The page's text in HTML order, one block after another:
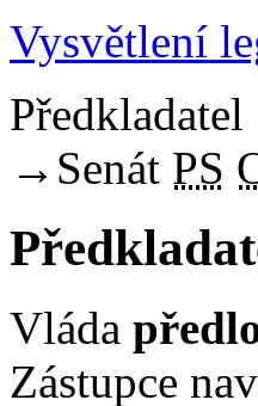
Vysvětlení
Předkladatel
→ Senát PS
Vláda
Zástupce